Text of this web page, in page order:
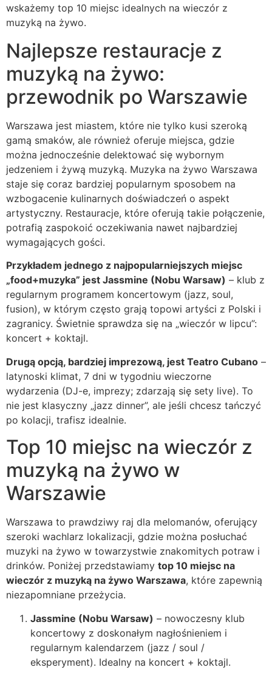
wskażemy top 10 miejsc idealnych na wieczór z
muzyką na żywo.
Najlepsze restauracje z
muzyką na żywo:
przewodnik po Warszawie
Warszawa jest miastem, które nie tylko kusi szeroką
gamą smaków, ale również oferuje miejsca, gdzie
można jednocześnie delektować się wybornym
jedzeniem i żywą muzyką. Muzyka na żywo Warszawa
staje się coraz bardziej popularnym sposobem na
wzbogacenie kulinarnych doświadczeń o aspekt
artystyczny. Restauracje, które oferują takie połączenie,
potrafią zaspokoić oczekiwania nawet najbardziej
wymagających gości.
Przykładem jednego z najpopularniejszych miejsc
„food+muzyka” jest Jassmine (Nobu Warsaw) – klub z
regularnym programem koncertowym (jazz, soul,
fusion), w którym często grają topowi artyści z Polski i
zagranicy. Świetnie sprawdza się na „wieczór w lipcu”:
koncert + koktajl.
Drugą opcją, bardziej imprezową, jest Teatro Cubano –
latynoski klimat, 7 dni w tygodniu wieczorne
wydarzenia (DJ-e, imprezy; zdarzają się sety live). To
nie jest klasyczny „jazz dinner”, ale jeśli chcesz tańczyć
po kolacji, trafisz idealnie.
Top 10 miejsc na wieczór z
muzyką na żywo w
Warszawie
Warszawa to prawdziwy raj dla melomanów, oferujący
szeroki wachlarz lokalizacji, gdzie można posłuchać
muzyki na żywo w towarzystwie znakomitych potraw i
drinków. Poniżej przedstawiamy top 10 miejsc na
wieczór z muzyką na żywo Warszawa, które zapewnią
niezapomniane przeżycia.
Jassmine (Nobu Warsaw) – nowoczesny klub
koncertowy z doskonałym nagłośnieniem i
regularnym kalendarzem (jazz / soul /
eksperyment). Idealny na koncert + koktajl.